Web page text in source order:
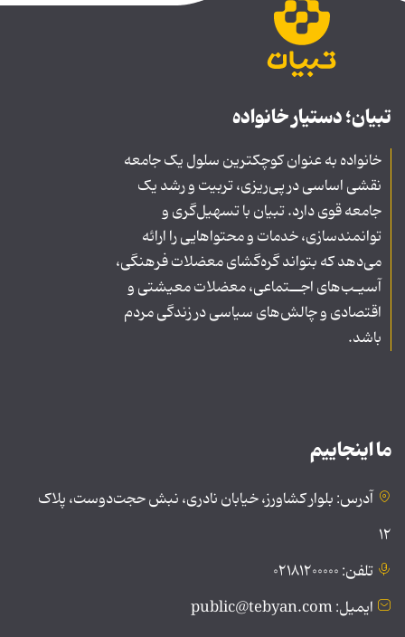
تبیان؛ دستیار خانواده
خانواده به عنوان کوچکترین سلول یک جامعه
نقشی اساسی در پی‌ریزی، تربیت و رشد یک
جامعه قوی دارد. تبیان با تسهیل‌گری و
توانمندسازی، خدمات و محتواهایی را ارائه
می‌دهد که بتواند گره‌گشای معضلات فرهنگی،
آسیـب‌های اجــتماعی، معضلات معیشتی و
اقتصادی و چالش‌های سیاسی در زندگی مردم
باشد.
ما اینجاییم
آدرس: بلوار کشاورز، خیابان نادری، نبش حجت‌دوست، پلاک
۱۲
تلفن: ۰۲۱۸۱۲۰۰۰۰۰
ایمیل: public@tebyan.com